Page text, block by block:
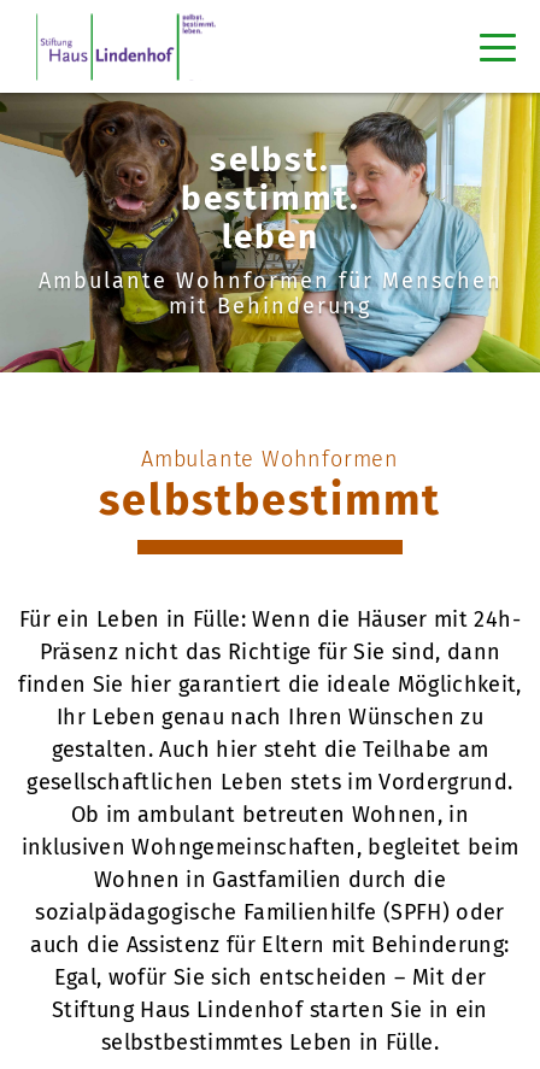
selbst.
bestimmt.
leben
Ambulante Wohnformen für Menschen
mit Behinderung
Ambulante Wohnformen
selbstbestimmt
Für ein Leben in Fülle: Wenn die Häuser mit 24h-
Präsenz nicht das Richtige für Sie sind, dann
finden Sie hier garantiert die ideale Möglichkeit,
Ihr Leben genau nach Ihren Wünschen zu
gestalten. Auch hier steht die Teilhabe am
gesellschaftlichen Leben stets im Vordergrund.
Ob im ambulant betreuten Wohnen, in
inklusiven Wohngemeinschaften, begleitet beim
Wohnen in Gastfamilien durch die
sozialpädagogische Familienhilfe (SPFH) oder
auch die Assistenz für Eltern mit Behinderung:
Egal, wofür Sie sich entscheiden – Mit der
Stiftung Haus Lindenhof starten Sie in ein
selbstbestimmtes Leben in Fülle.